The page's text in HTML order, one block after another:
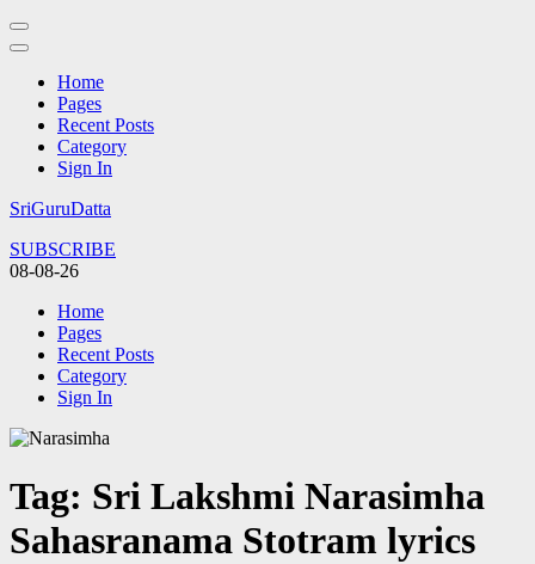
Home
Pages
Recent Posts
Category
Sign In
Skip
content
(Press
SriGuruDatta
SUBSCRIBE
08-08-26
Home
Pages
Recent Posts
Category
Sign In
Tag: Sri Lakshmi Narasimha
Sahasranama Stotram lyrics